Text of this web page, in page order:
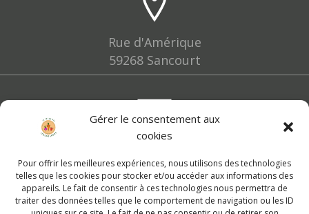
Gérer le consentement aux
cookies
Pour offrir les meilleures expériences, nous utilisons des technologies
telles que les cookies pour stocker et/ou accéder aux informations des
appareils. Le fait de consentir à ces technologies nous permettra de
traiter des données telles que le comportement de navigation ou les ID
Rue d'Amérique
59268 Sancourt